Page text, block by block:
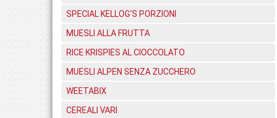
SPECIAL KELLOG'S PORZIONI
MUESLI ALLA FRUTTA
RICE KRISPIES AL CIOCCOLATO
MUESLI ALPEN SENZA ZUCCHERO
WEETABIX
CEREALI VARI